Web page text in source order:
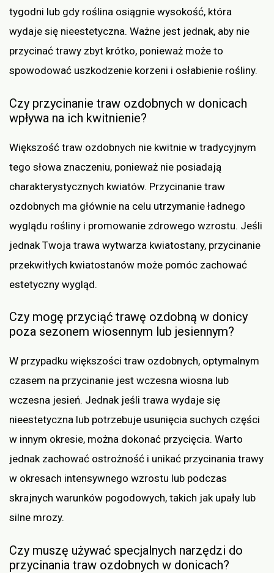
tygodni lub gdy roślina osiągnie wysokość, która
wydaje się nieestetyczna. Ważne jest jednak, aby nie
przycinać trawy zbyt krótko, ponieważ może to
spowodować uszkodzenie korzeni i osłabienie rośliny.
Czy przycinanie traw ozdobnych w donicach
wpływa na ich kwitnienie?
Większość traw ozdobnych nie kwitnie w tradycyjnym
tego słowa znaczeniu, ponieważ nie posiadają
charakterystycznych kwiatów. Przycinanie traw
ozdobnych ma głównie na celu utrzymanie ładnego
wyglądu rośliny i promowanie zdrowego wzrostu. Jeśli
jednak Twoja trawa wytwarza kwiatostany, przycinanie
przekwitłych kwiatostanów może pomóc zachować
estetyczny wygląd.
Czy mogę przyciąć trawę ozdobną w donicy
poza sezonem wiosennym lub jesiennym?
W przypadku większości traw ozdobnych, optymalnym
czasem na przycinanie jest wczesna wiosna lub
wczesna jesień. Jednak jeśli trawa wydaje się
nieestetyczna lub potrzebuje usunięcia suchych części
w innym okresie, można dokonać przycięcia. Warto
jednak zachować ostrożność i unikać przycinania trawy
w okresach intensywnego wzrostu lub podczas
skrajnych warunków pogodowych, takich jak upały lub
silne mrozy.
Czy muszę używać specjalnych narzędzi do
przycinania traw ozdobnych w donicach?